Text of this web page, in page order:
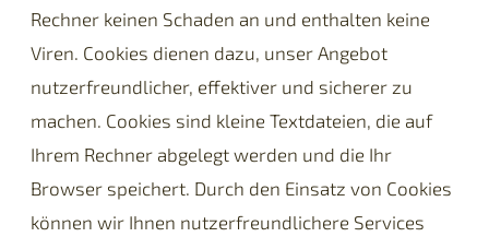
Rechner keinen Schaden an und enthalten keine
Viren. Cookies dienen dazu, unser Angebot
nutzerfreundlicher, effektiver und sicherer zu
machen. Cookies sind kleine Textdateien, die auf
Ihrem Rechner abgelegt werden und die Ihr
Browser speichert. Durch den Einsatz von Cookies
können wir Ihnen nutzerfreundlichere Services